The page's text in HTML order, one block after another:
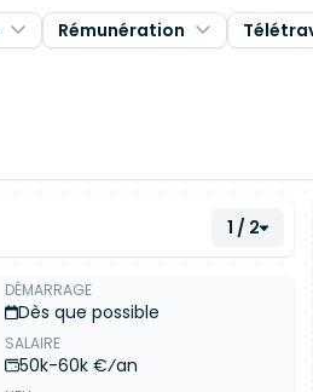
Rémunération
1 / 2
DÉMARRAGE
Dès que possible
SALAIRE
50k-60k €⁄an